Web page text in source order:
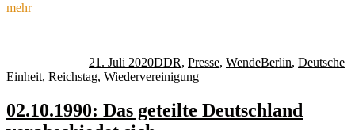
mehr
21. Juli 2020DDR, Presse, WendeBerlin, Deutsche
Einheit, Reichstag, Wiedervereinigung
02.10.1990: Das geteilte Deutschland